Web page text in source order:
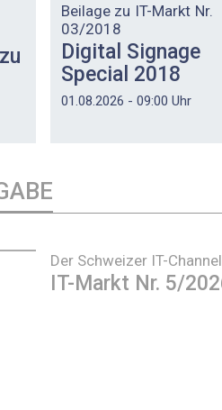
Beilage zu IT-Markt Nr.
03/2018
Digital Signage
Special 2018
01.08.2026 - 09:00 Uhr
Der Schweizer IT-Channel
IT-Markt Nr. 5/